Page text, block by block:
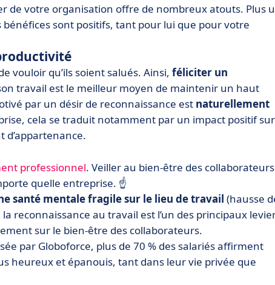
de votre organisation offre de nombreux atouts. Plus
sont positifs, tant pour lui que pour votre
vouloir qu’ils soient salués. Ainsi, féliciter un
travail est le meilleur moyen de maintenir un haut
par un désir de reconnaissance est naturellement
cela se traduit notamment par un impact positif sur
d’appartenance.
professionnel. Veiller au bien-être des collaborateurs
quelle entreprise. ☝️
santé mentale fragile sur le lieu de travail (hausse
reconnaissance au travail est l’un des principaux
sur le bien-être des collaborateurs.
par Globoforce, plus de 70 % des salariés affirment
heureux et épanouis, tant dans leur vie privée que